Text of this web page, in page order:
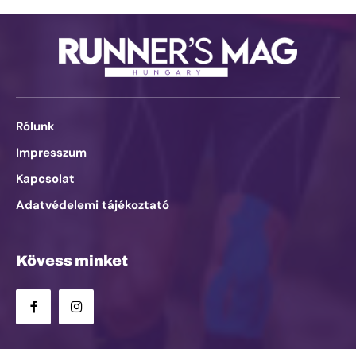
Rólunk
Impresszum
Kapcsolat
Adatvédelemi tájékoztató
Kövess minket